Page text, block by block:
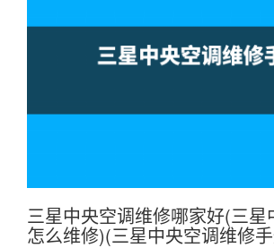
三星中央空调维修哪家好(三星
怎么维修)(三星中央空调维修